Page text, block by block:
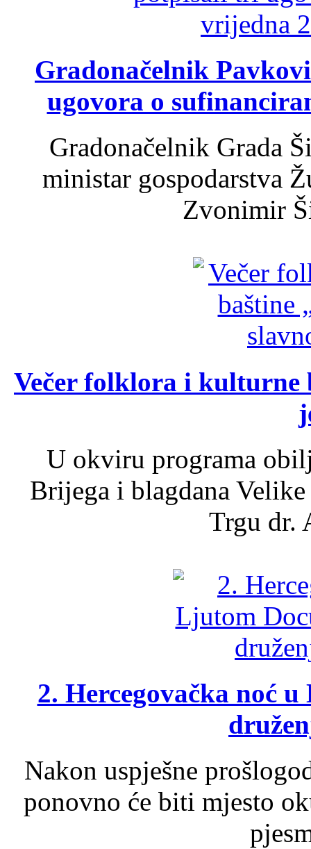
Gradonačelnik
ugovora o
Gradonačelnik Grada
ministar gospodarstva
Zvonimir
Večer folklora i kulturne
U okviru programa
Brijega i blagdana
Trgu dr.
2. Hercegovačka noć
Nakon uspješne
ponovno će biti mjesto